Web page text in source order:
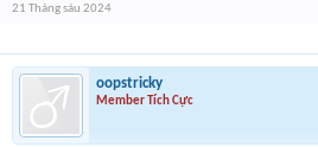
21 Tháng sáu 2024
oopstricky
Member Tích Cực